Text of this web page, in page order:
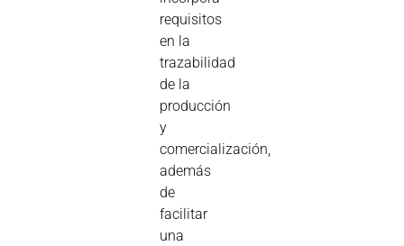
requisitos
en la
trazabilidad
de la
producción
y
comercialización,
además
de
facilitar
una